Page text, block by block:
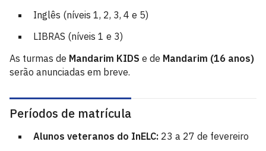
Inglês (níveis 1, 2, 3, 4 e 5)
LIBRAS (níveis 1 e 3)
As turmas de Mandarim KIDS e de Mandarim (16 anos)
serão anunciadas em breve.
Períodos de matrícula
Alunos veteranos do InELC: 23 a 27 de fevereiro